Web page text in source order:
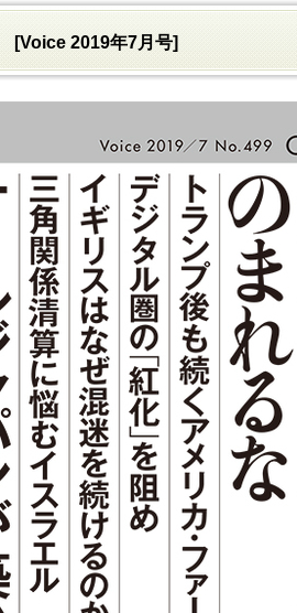
[Voice 2019年7月号]